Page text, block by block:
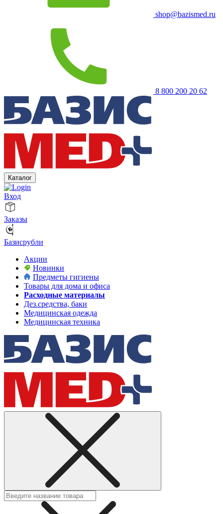
shop@bazismed.ru
8 800 200 20 62
Каталог
Вход
Заказы
Базисрубли
Акции
Новинки
Предметы гигиены
Товары для дома и офиса
Расходные материалы
Дез.средства, баки
Медицинская одежда
Медицинская техника